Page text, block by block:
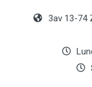
3av 13-74